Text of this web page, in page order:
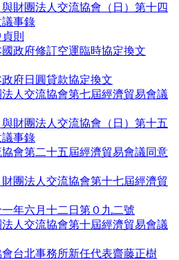
財團法人交流協會（日）第十四
事錄
則
政府修訂空運臨時協定換文
府日圓貸款協定換文
人交流協會第七屆經濟貿易會議
財團法人交流協會（日）第十五
事錄
會第二十五屆經濟貿易會議同意
團法人交流協會第十七屆經濟貿
年六月十二日第０九二號
人交流協會第十屆經濟貿易會議
台北事務所新任代表齋藤正樹